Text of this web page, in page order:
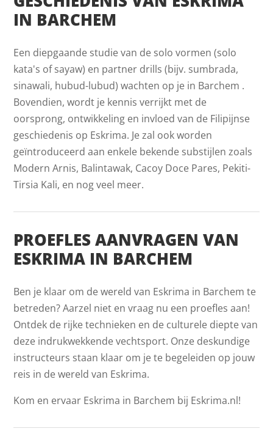
IN BARCHEM
Een diepgaande studie van de solo vormen (solo
kata's of sayaw) en partner drills (bijv. sumbrada,
sinawali, hubud-lubud) wachten op je in Barchem .
Bovendien, wordt je kennis verrijkt met de
oorsprong, ontwikkeling en invloed van de Filipijnse
geschiedenis op Eskrima. Je zal ook worden
geïntroduceerd aan enkele bekende substijlen zoals
Modern Arnis, Balintawak, Cacoy Doce Pares, Pekiti-
Tirsia Kali, en nog veel meer.
PROEFLES AANVRAGEN VAN
ESKRIMA IN BARCHEM
Ben je klaar om de wereld van Eskrima in Barchem te
betreden? Aarzel niet en vraag nu een proefles aan!
Ontdek de rijke technieken en de culturele diepte van
deze indrukwekkende vechtsport. Onze deskundige
instructeurs staan klaar om je te begeleiden op jouw
reis in de wereld van Eskrima.
Kom en ervaar Eskrima in Barchem bij Eskrima.nl!